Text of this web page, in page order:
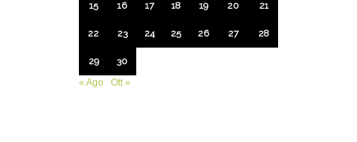
15 16 17 18 19 20 21
22 23 24 25 26 27 28
29
30
« Ago
Ott »